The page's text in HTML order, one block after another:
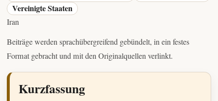
Vereinigte Staaten
Iran
Beiträge werden sprachübergreifend gebündelt, in ein festes
Format gebracht und mit den Originalquellen verlinkt.
Kurzfassung